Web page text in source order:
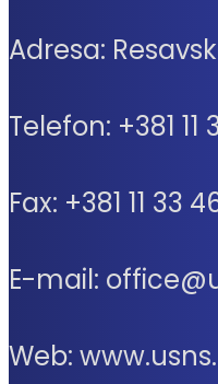
Adresa:
Telefon: +381 11
Fax: +381 11 33
E-mail:
Web: